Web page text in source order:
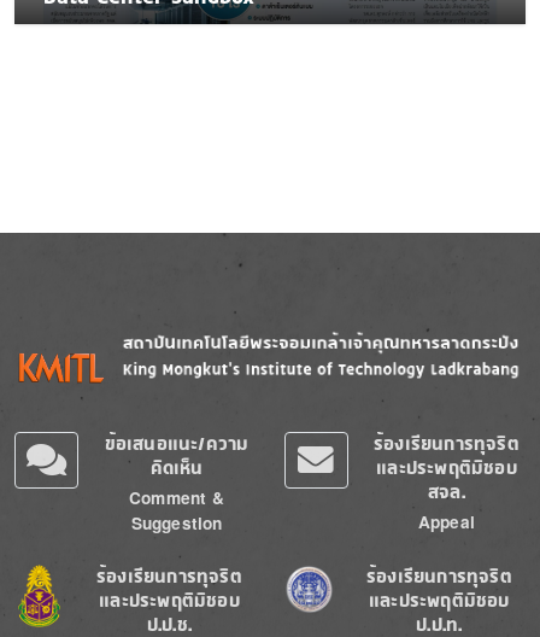
Image
ข้อเสนอแนะ/ความ
คิดเห็น
Comment &
Suggestion
ร้องเรียนการทุจริต
และประพฤติมิชอบ
สจล.
Appeal
Image
ร้องเรียนการทุจริต
และประพฤติมิชอบ
ป.ป.ช.
Image
ร้องเรียนการทุจริต
และประพฤติมิชอบ
ป.ป.ท.